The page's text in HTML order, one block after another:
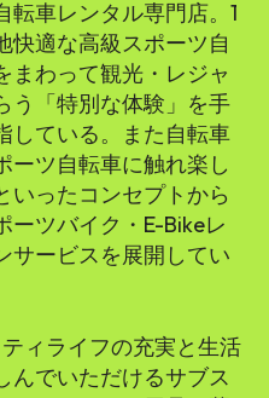
転車レンタル専門店。1
快適な高級スポーツ自
まわって観光・レジャ
う「特別な体験」を手
している。また自転車
ーツ自転車に触れ楽し
いったコンセプトから
ーツバイク・E-Bikeレ
サービスを展開してい
ィライフの充実と生活
んでいただけるサブス